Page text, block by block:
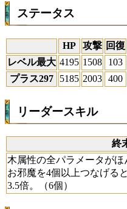
ステータス
HP 攻撃 回復
レベル最大 4195 1508
103
プラス297
5185 2003 400
リーダースキル
終
木属性の全パラメータがほ
お邪魔を4個以上つなげる
3.5倍。（6個）